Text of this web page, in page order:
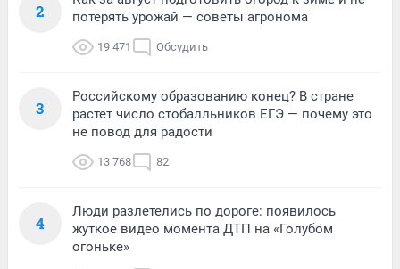
2
потерять урожай — советы агронома
19 471 Обсудить
3
Российскому образованию конец? В стране
растет число стобалльников ЕГЭ — почему это
не повод для радости
13 768 82
4
Люди разлетелись по дороге: появилось
жуткое видео момента ДТП на «Голубом
огоньке»